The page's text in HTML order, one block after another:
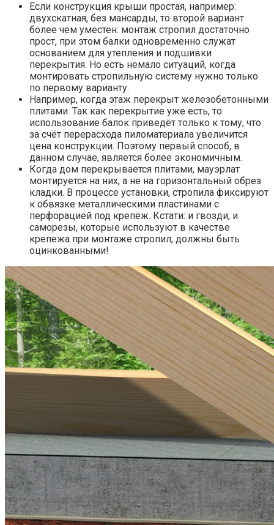
Если конструкция крыши простая, например:
двухскатная, без мансарды, то второй вариант
более чем уместен: монтаж стропил достаточно
прост, при этом балки одновременно служат
основанием для утепления и подшивки
перекрытия. Но есть немало ситуаций, когда
монтировать стропильную систему нужно только
по первому варианту.
Например, когда этаж перекрыт железобетонными
плитами. Так как перекрытие уже есть, то
использование балок приведёт только к тому, что
за счёт перерасхода пиломатериала увеличится
цена конструкции. Поэтому первый способ, в
данном случае, является более экономичным.
Когда дом перекрывается плитами, мауэрлат
монтируется на них, а не на горизонтальный обрез
кладки. В процессе установки, стропила фиксируют
к обвязке металлическими пластинами с
перфорацией под крепёж. Кстати: и гвозди, и
саморезы, которые используют в качестве
крепежа при монтаже стропил, должны быть
оцинкованными!